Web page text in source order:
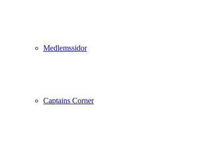
Medlemssidor
Captains Corner